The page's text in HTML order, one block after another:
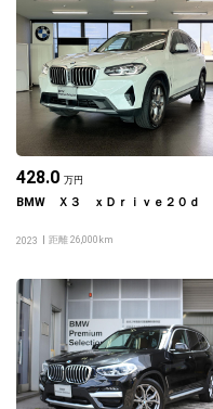
428.0 万円
BMW Ｘ３ ｘＤｒｉｖｅ２０ｄ
2023 距離 26,000km